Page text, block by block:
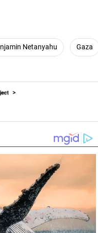
Netanyahu Gaza